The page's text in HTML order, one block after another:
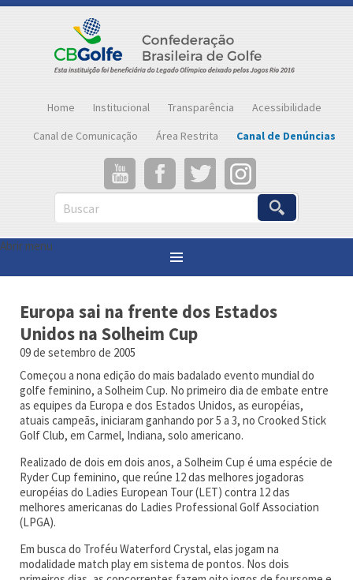
Home Institucional Transparência
Acessibilidade
Canal de Comunicação
Área Restrita Canal de Denúncias
Buscar
Abrir menu
Você está aqui: Notícias
Europa sai na frente dos Estados Unidos na Solheim Cup
Europa sai na frente dos Estados
Unidos na Solheim Cup
09 de setembro de 2005
Começou a nona edição do mais badalado evento mundial do
golfe feminino, a Solheim Cup. No primeiro dia de embate entre
as equipes da Europa e dos Estados Unidos, as européias,
atuais campeãs, iniciaram ganhando por 5 a 3, no Crooked Stick
Golf Club, em Carmel, Indiana, solo americano.
Realizado de dois em dois anos, a Solheim Cup é uma espécie de
Ryder Cup feminino, que reúne 12 das melhores jogadoras
européias do Ladies European Tour (LET) contra 12 das
melhores americanas do Ladies Professional Golf Association
(LPGA).
Em busca do Troféu Waterford Crystal, elas jogam na
modalidade match play em sistema de pontos. Nos dois